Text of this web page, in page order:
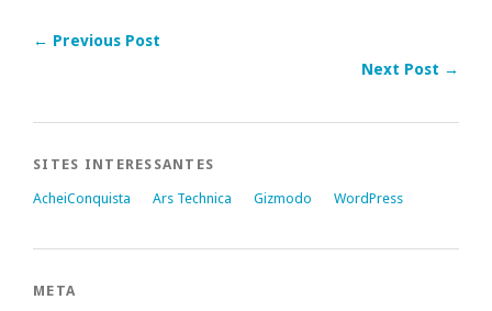
← Previous Post
Next Post →
SITES INTERESSANTES
AcheiConquista Ars Technica Gizmodo WordPress
META